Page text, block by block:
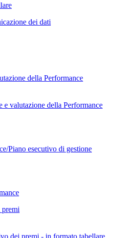
dei dati
della Performance
e valutazione della Performance
Piano esecutivo di gestione
premi
dei premi - in formato tabellare